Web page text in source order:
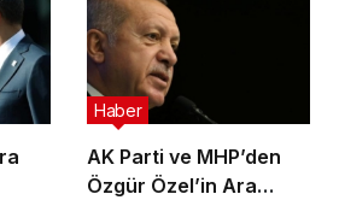
AK Parti ve MHP’den
Özgür Özel’in Ara
Haber